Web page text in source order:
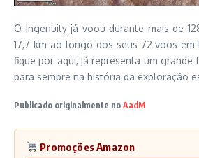
O Ingenuity já voou durante mais de
17,7 km ao longo dos seus 72 voos
fique por aqui, já representa um grande
para sempre na história da exploração
Publicado originalmente no AadM
Promoções Amazon